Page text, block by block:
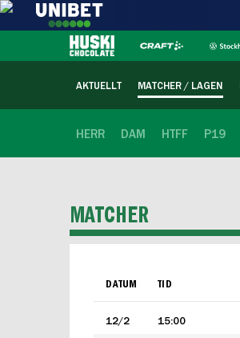
AKTUELLT MATCHER / LAGEN
HERR DAM HTFF P19
MATCHER
DATUM TID
12/2 15:00